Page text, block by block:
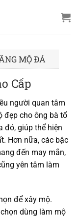
MỘ ĐÁ
Cấp
người quan tâm
đẹp cho ông bà tổ
đó, giúp thể hiện
Hơn nữa, các bậc
đến may mắn,
yên tâm làm
để xây mộ.
dùng làm mộ